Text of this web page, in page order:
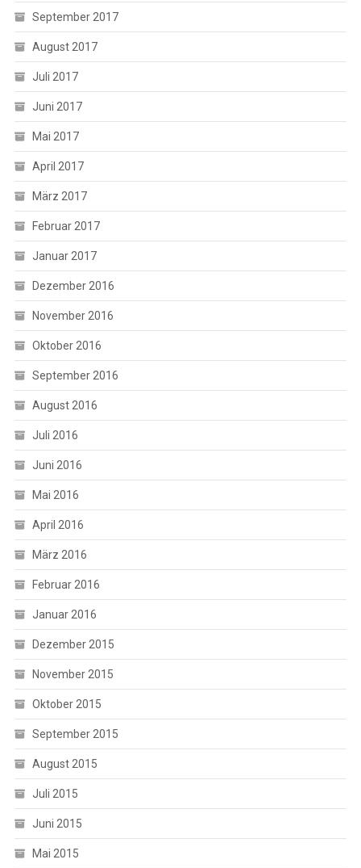
September 2017
August 2017
Juli 2017
Juni 2017
Mai 2017
April 2017
März 2017
Februar 2017
Januar 2017
Dezember 2016
November 2016
Oktober 2016
September 2016
August 2016
Juli 2016
Juni 2016
Mai 2016
April 2016
März 2016
Februar 2016
Januar 2016
Dezember 2015
November 2015
Oktober 2015
September 2015
August 2015
Juli 2015
Juni 2015
Mai 2015